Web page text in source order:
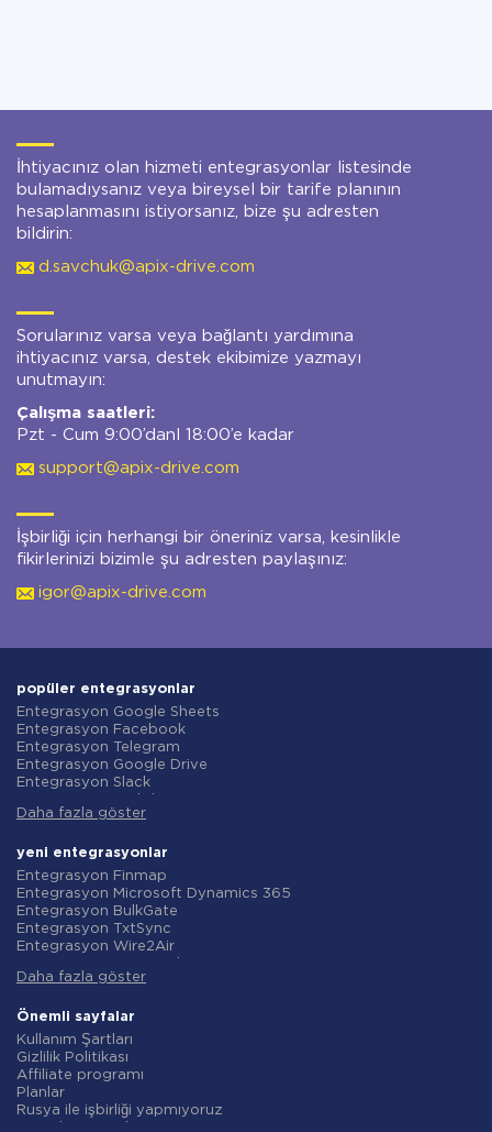
İhtiyacınız olan hizmeti entegrasyonlar listesinde
bulamadıysanız veya bireysel bir tarife planının
hesaplanmasını istiyorsanız, bize şu adresten
bildirin:
d.savchuk@apix-drive.com
Sorularınız varsa veya bağlantı yardımına
ihtiyacınız varsa, destek ekibimize yazmayı
unutmayın:
Çalışma saatleri:
Pzt - Cum 9:00’danl 18:00’e kadar
support@apix-drive.com
İşbirliği için herhangi bir öneriniz varsa, kesinlikle
fikirlerinizi bizimle şu adresten paylaşınız:
igor@apix-drive.com
popüler entegrasyonlar
Entegrasyon Google Sheets
Entegrasyon Facebook
Entegrasyon Telegram
Entegrasyon Google Drive
Entegrasyon Slack
Entegrasyon Gmail
Entegrasyon ClickUp
Entegrasyon Airtable
Entegrasyon Google Contacts
Entegrasyon OpenAI (ChatGPT)
Entegrasyon Instagram
Entegrasyon ActiveCampaign
Entegrasyon Typeform
Entegrasyon Salesforce CRM
Entegrasyon Notion
Entegrasyon AWeber
Entegrasyon Asana
Entegrasyon ZOHO CRM
Entegrasyon Webhooks
Entegrasyon GetResponse
Daha fazla göster
yeni entegrasyonlar
Entegrasyon Finmap
Entegrasyon Microsoft Dynamics 365
Entegrasyon BulkGate
Entegrasyon TxtSync
Entegrasyon Wire2Air
Entegrasyon Infobip
Entegrasyon AtomPark
Entegrasyon TXTImpact
Entegrasyon Campaign Monitor
Entegrasyon CM.com
Entegrasyon D7 Networks
Entegrasyon SMS.to
Entegrasyon SMSGlobal
Daha fazla göster
Önemli sayfalar
Kullanım Şartları
Gizlilik Politikası
Affiliate programı
Planlar
Rusya ile işbirliği yapmıyoruz